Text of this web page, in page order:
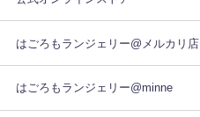
はごろもランジェリー@メルカリ店
はごろもランジェリー@minne